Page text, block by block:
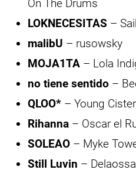
On The Drums
LOKNECESITAS –
malibU – rusowsky
MOJA1TA – Lola
no tiene sentido –
QLOO* – Young
Rihanna – Oscar el
SOLEAO – Myke
Still Luvin –